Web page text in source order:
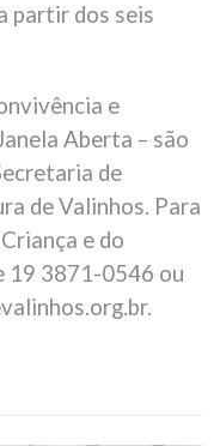
partir dos seis
e
Aberta – são
de
de Valinhos. Para
e do
19 3871-0546 ou